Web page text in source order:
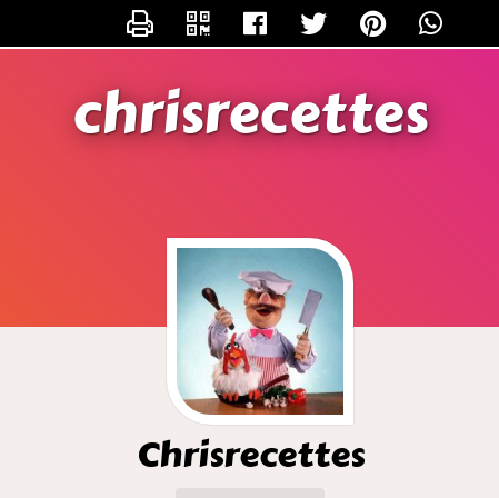
chrisrecettes
Chrisrecettes
CONTACTER CHRISRECETTES